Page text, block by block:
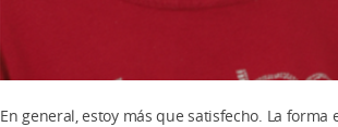
En general, estoy más que satisfecho. La